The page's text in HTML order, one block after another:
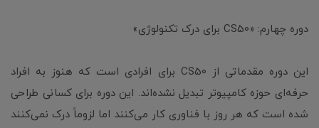
دوره چهارم: «CS50 برای درک تکنولوژی»
این دوره مقدماتی از CS50 برای افرادی است که هنوز به افراد
حرفه‌ای حوزه کامپیوتر تبدیل نشده‌اند. این دوره برای کسانی طراحی
شده است که هر روز با فناوری کار می‌کنند اما لزوماً درک نمی‌کنند